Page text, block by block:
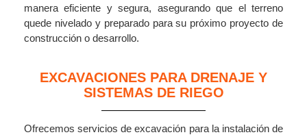
manera eficiente y segura, asegurando que el terreno
quede nivelado y preparado para su próximo proyecto de
construcción o desarrollo.
EXCAVACIONES PARA DRENAJE Y
SISTEMAS DE RIEGO
Ofrecemos servicios de excavación para la instalación de